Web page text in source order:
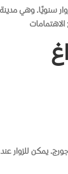
سنويًا. وهي مدينة
.يمكن للزوار